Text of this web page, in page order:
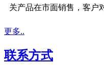
关产品在市面销售，客户
更多..
联系方式